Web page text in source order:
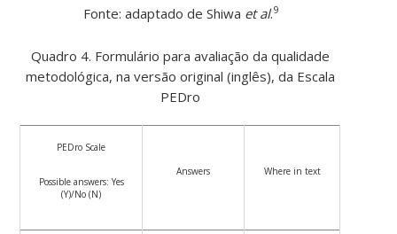
Fonte: adaptado de Shiwa et al.9
Quadro 4. Formulário para avaliação da qualidade
metodológica, na versão original (inglês), da Escala
PEDro
PEDro Scale
Possible answers: Yes
(Y)/No (N)
Answers Where in text